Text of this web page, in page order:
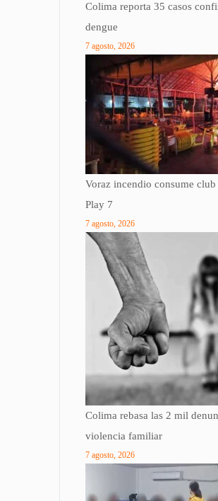
Colima reporta 35 casos
dengue
7 agosto, 2026
Voraz incendio consume
Play 7
7 agosto, 2026
Colima rebasa las 2 mil
violencia familiar
7 agosto, 2026